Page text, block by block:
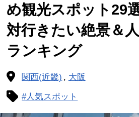
関西(近畿) 大阪
め観光スポット29
対行きたい絶景＆
ランキング
#人気スポット